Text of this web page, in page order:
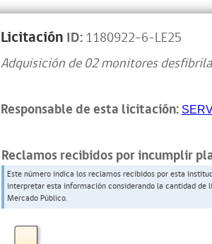
Licitación ID:1180922-6-LE25
Adquisición de 02 monitores
Responsable de esta licitación:
Reclamos recibidos por incumplir
Este número indica los reclamos recibidos por esta
interpretar esta información considerando la cantidad
Mercado Público.